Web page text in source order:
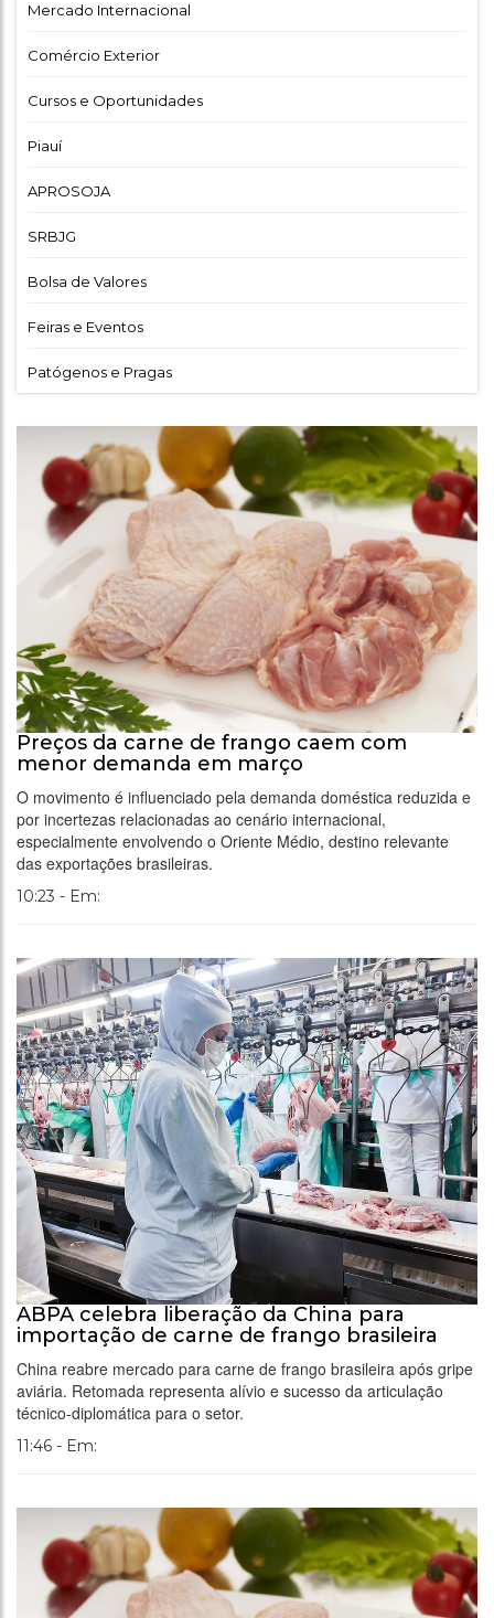
Mercado Internacional
Comércio Exterior
Cursos e Oportunidades
Piauí
APROSOJA
SRBJG
Bolsa de Valores
Feiras e Eventos
Patógenos e Pragas
Preços da carne de frango caem com
menor demanda em março
O movimento é influenciado pela demanda doméstica reduzida e
por incertezas relacionadas ao cenário internacional,
especialmente envolvendo o Oriente Médio, destino relevante
das exportações brasileiras.
10:23 - Em:
ABPA celebra liberação da China para
importação de carne de frango brasileira
China reabre mercado para carne de frango brasileira após gripe
aviária. Retomada representa alívio e sucesso da articulação
técnico-diplomática para o setor.
11:46 - Em: